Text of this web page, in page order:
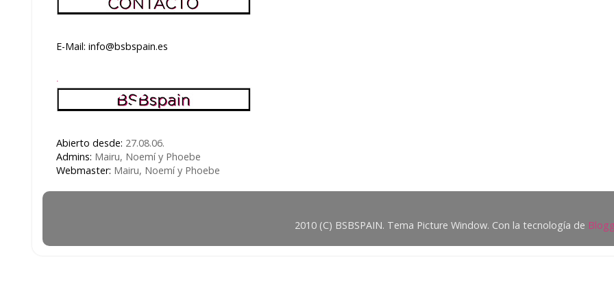
E-Mail: info@bsbspain.es
.
Abierto desde: 27.08.06.
Admins: Mairu, Noemí y Phoebe
Webmaster: Mairu, Noemí y Phoebe
2010 (C) BSBSPAIN. Tema Picture Window. Con la tecnología de